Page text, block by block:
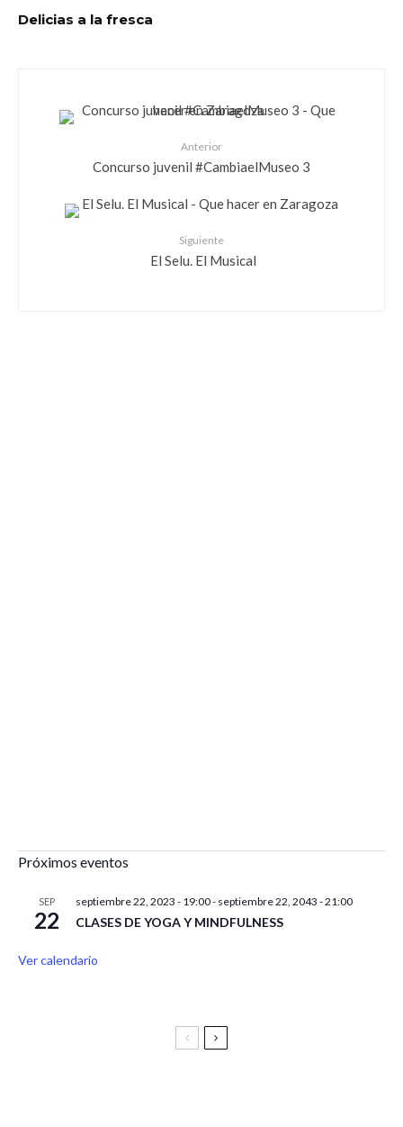
Delicias a la fresca
Anterior
Concurso juvenil #CambiaelMuseo 3
Siguiente
El Selu. El Musical
Próximos eventos
SEP
22
septiembre 22, 2023 - 19:00- septiembre 22, 2043 - 21:00
CLASES DE YOGA Y MINDFULNESS
Ver calendario